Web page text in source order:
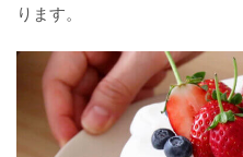
ります。